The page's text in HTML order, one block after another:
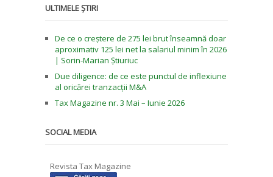
ULTIMELE ȘTIRI
De ce o creștere de 275 lei brut înseamnă doar
aproximativ 125 lei net la salariul minim în 2026
| Sorin-Marian Știuriuc
Due diligence: de ce este punctul de inflexiune
al oricărei tranzacții M&A
Tax Magazine nr. 3 Mai – Iunie 2026
SOCIAL MEDIA
Revista Tax Magazine